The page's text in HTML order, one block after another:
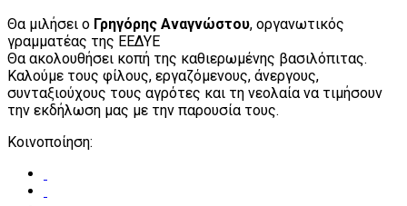
Θα μιλήσει o Γρηγόρης Αναγνώστου, οργανωτικός
γραμματέας της ΕΕΔΥΕ
Θα ακολουθήσει κοπή της καθιερωμένης βασιλόπιτας.
Καλούμε τους φίλους, εργαζόμενους, άνεργους,
συνταξιούχους τους αγρότες και τη νεολαία να τιμήσουν
την εκδήλωση μας με την παρουσία τους.
Κοινοποίηση: